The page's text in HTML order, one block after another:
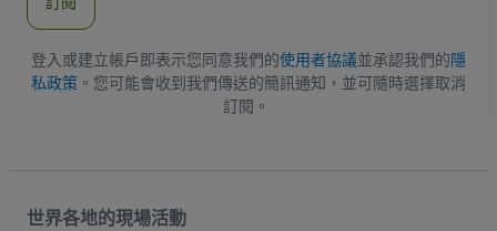
地
登入或建立帳戶即表示您同意我們的使用者協議並承認我們的隱
私政策 。您可能會收到我們傳送的簡訊通知，並可隨時選擇取消
訂閱。
世界各地的現場活動